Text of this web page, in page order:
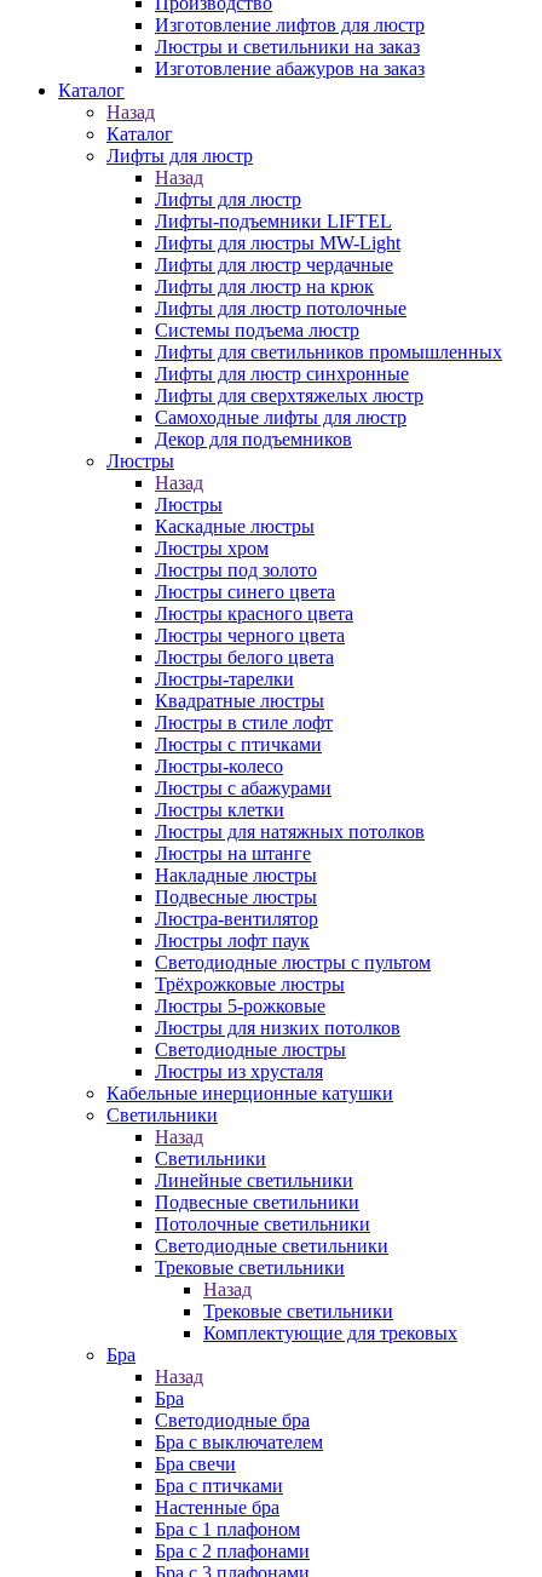
Изготовление лифтов для люстр
Люстры и светильники на заказ
Изготовление абажуров на заказ
Каталог
Назад
Каталог
Лифты для люстр
Назад
Лифты для люстр
Лифты-подъемники LIFTEL
Лифты для люстры MW-Light
Лифты для люстр чердачные
Лифты для люстр на крюк
Лифты для люстр потолочные
Системы подъема люстр
Лифты для светильников промышленных
Лифты для люстр синхронные
Лифты для сверхтяжелых люстр
Самоходные лифты для люстр
Декор для подъемников
Люстры
Назад
Люстры
Каскадные люстры
Люстры хром
Люстры под золото
Люстры синего цвета
Люстры красного цвета
Люстры черного цвета
Люстры белого цвета
Люстры-тарелки
Квадратные люстры
Люстры в стиле лофт
Люстры с птичками
Люстры-колесо
Люстры с абажурами
Люстры клетки
Люстры для натяжных потолков
Люстры на штанге
Накладные люстры
Подвесные люстры
Люстра-вентилятор
Люстры лофт паук
Светодиодные люстры с пультом
Трёхрожковые люстры
Люстры 5-рожковые
Люстры для низких потолков
Cветодиодные люстры
Люстры из хрусталя
Кабельные инерционные катушки
Светильники
Назад
Светильники
Линейные светильники
Подвесные светильники
Потолочные светильники
Светодиодные светильники
Трековые светильники
Назад
Трековые светильники
Комплектующие для трековых
Бра
Назад
Бра
Светодиодные бра
Бра с выключателем
Бра свечи
Бра с птичками
Настенные бра
Бра с 1 плафоном
Бра с 2 плафонами
Бра с 3 плафонами